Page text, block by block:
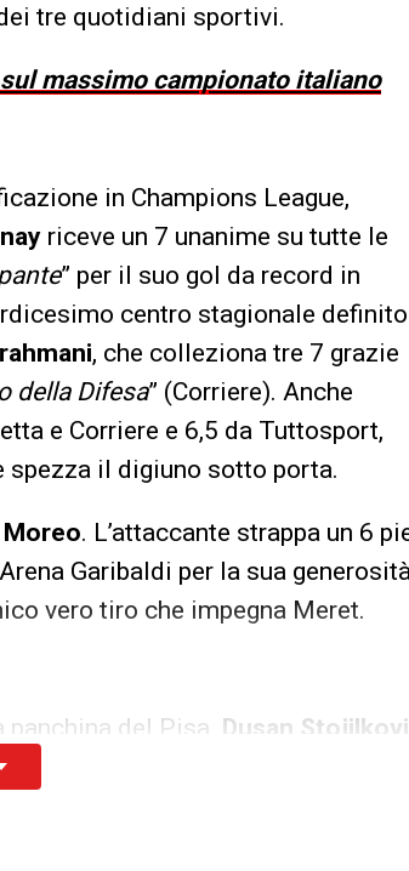
tre quotidiani sportivi.
massimo campionato italiano
in Champions League,
riceve un 7 unanime su tutte le
” per il suo gol da record in
centro stagionale definito
, che colleziona tre 7 grazie
della Difesa” (Corriere). Anche
e Corriere e 6,5 da Tuttosport,
spezza il digiuno sotto porta.
. L’attaccante strappa un 6
Garibaldi per la sua
vero tiro che impegna Meret.
del Pisa. Dusan
e Corriere, e sprofonda fino al 4